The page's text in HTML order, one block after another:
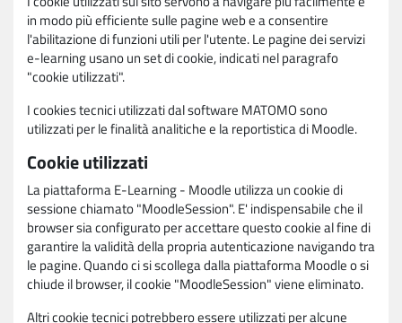
in modo più efficiente sulle pagine web e a consentire
l'abilitazione di funzioni utili per l'utente. Le pagine dei servizi
e-learning usano un set di cookie, indicati nel paragrafo
"cookie utilizzati".
I cookies tecnici utilizzati dal software MATOMO sono
utilizzati per le finalità analitiche e la reportistica di Moodle.
Cookie utilizzati
La piattaforma E-Learning - Moodle utilizza un cookie di
sessione chiamato "MoodleSession". E' indispensabile che il
browser sia configurato per accettare questo cookie al fine di
garantire la validità della propria autenticazione navigando tra
le pagine. Quando ci si scollega dalla piattaforma Moodle o si
chiude il browser, il cookie "MoodleSession" viene eliminato.
Altri cookie tecnici potrebbero essere utilizzati per alcune